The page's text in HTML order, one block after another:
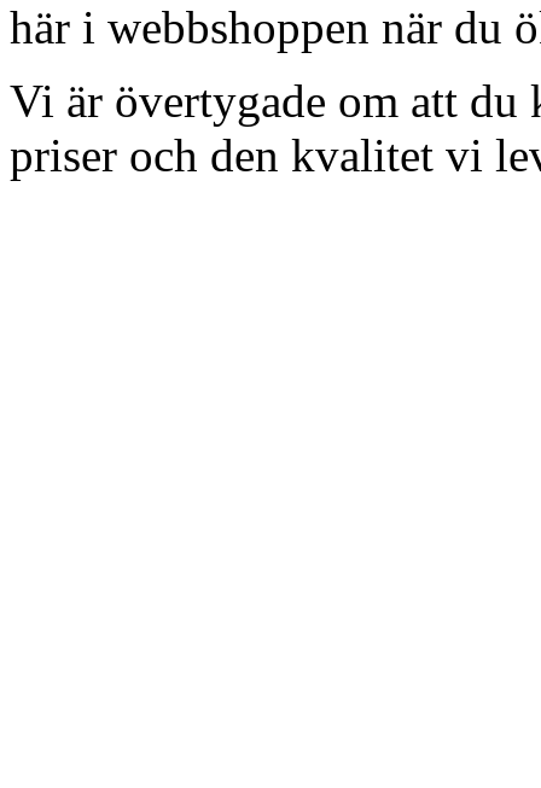
här i webbshoppen när du
Vi är övertygade om att du
priser och den kvalitet vi